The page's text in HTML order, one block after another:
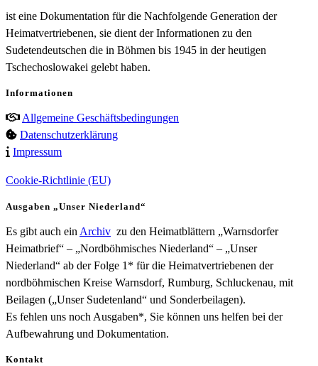
ist eine Dokumentation für die Nachfolgende Generation der
Heimatvertriebenen, sie dient der Informationen zu den
Sudetendeutschen die in Böhmen bis 1945 in der heutigen
Tschechoslowakei gelebt haben.
Informationen
Allgemeine Geschäftsbedingungen
Datenschutzerklärung
Impressum
Cookie-Richtlinie (EU)
Ausgaben „Unser Niederland“
Es gibt auch ein Archiv zu den Heimatblättern „Warnsdorfer
Heimatbrief“ – „Nordböhmisches Niederland“ – „Unser
Niederland“ ab der Folge 1* für die Heimatvertriebenen der
nordböhmischen Kreise Warnsdorf, Rumburg, Schluckenau, mit
Beilagen („Unser Sudetenland“ und Sonderbeilagen).
Es fehlen uns noch Ausgaben*, Sie können uns helfen bei der
Aufbewahrung und Dokumentation.
Kontakt